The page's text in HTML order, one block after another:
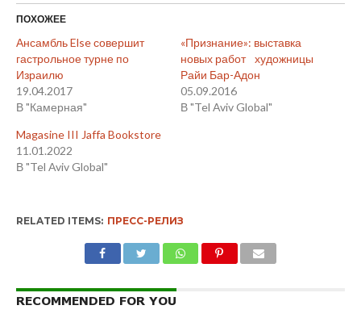
ПОХОЖЕЕ
Ансамбль Else совершит
гастрольное турне по
Израилю
19.04.2017
В "Камерная"
«Признание»: выставка
новых работ художницы
Райи Бар-Адон
05.09.2016
В "Tel Aviv Global"
Magasine III Jaffa Bookstore
11.01.2022
В "Tel Aviv Global"
RELATED ITEMS: ПРЕСС-РЕЛИЗ
RECOMMENDED FOR YOU